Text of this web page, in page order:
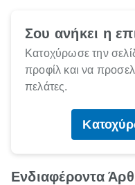
Σου ανήκει η
Κατοχύρωσε την
προφίλ και να
πελάτες.
Ενδιαφέροντα